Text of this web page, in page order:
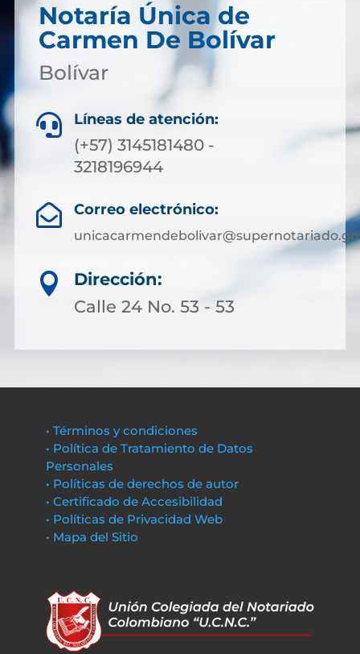
Notaría Única de
Carmen De Bolívar
Bolívar
 Líneas de atención:
(+57) 3145181480 -
3218196944
 Correo electrónico:

Dirección:
Calle 24 No. 53 - 53
• Términos y condiciones
• Política de Tratamiento de Datos
Personales
• Políticas de derechos de autor
• Certificado de Accesibilidad
• Políticas de Privacidad Web
• Mapa del Sitio